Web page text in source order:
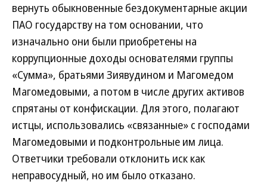
вернуть обыкновенные бездокументарные акции
ПАО государству на том основании, что
изначально они были приобретены на
коррупционные доходы основателями группы
«Сумма», братьями Зиявудином и Магомедом
Магомедовыми, а потом в числе других активов
спрятаны от конфискации. Для этого, полагают
истцы, использовались «связанные» с господами
Магомедовыми и подконтрольные им лица.
Ответчики требовали отклонить иск как
неправосудный, но им было отказано.